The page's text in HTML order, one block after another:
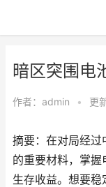
暗区突围电
作者： admin • 更
摘要：在对局经过
的重要材料，掌
生存收益。想要